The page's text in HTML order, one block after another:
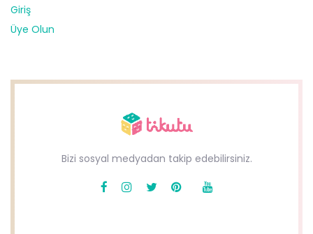
Giriş
Üye Olun
Bizi sosyal medyadan takip edebilirsiniz.